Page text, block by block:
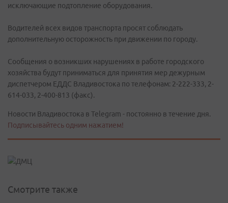
исключающие подтопление оборудования.
Водителей всех видов транспорта просят соблюдать
дополнительную осторожность при движении по городу.
Сообщения о возникших нарушениях в работе городского
хозяйства будут приниматься для принятия мер дежурным
диспетчером ЕДДС Владивостока по телефонам: 2-222-333, 2-
614-033, 2-400-813 (факс).
Новости Владивостока в Telegram - постоянно в течение дня.
Подписывайтесь одним нажатием!
Смотрите также